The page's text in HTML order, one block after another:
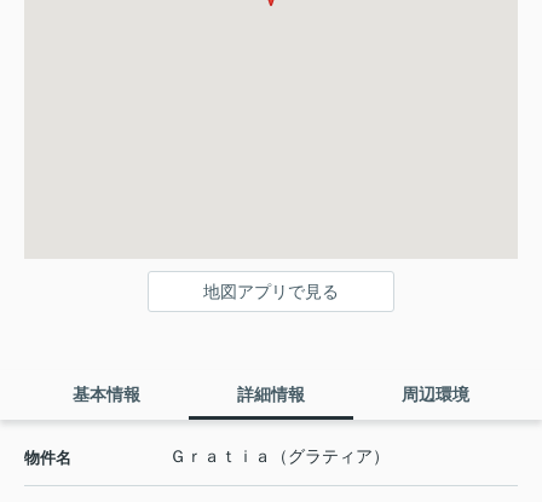
地図アプリで見る
基本情報 詳細情報 周辺環境
物件名 Ｇｒａｔｉａ（グラティア）